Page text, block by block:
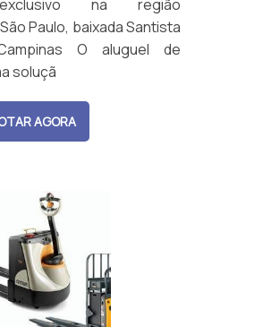
na região
Paulo, baixada Santista
O aluguel de
soluçã
AGORA